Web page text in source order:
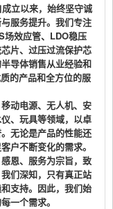
立以来，始终坚守诚
服务提升。我们专注
场效应管、LDO稳压
片、过压过流保护芯
导体销售从业经验和
的产品和全方位的服
动电源、无人机、安
、玩具等领域，以卓
无论是产品的性能还
户不断变化的需求。
恩、服务为宗旨，致
们深知，只有真正站
支持。因此，我们始
一个需求。